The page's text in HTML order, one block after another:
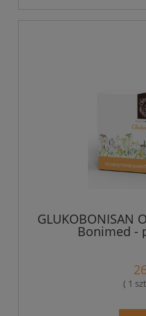
GLUKOBONISAN
Bonimed -
( 1